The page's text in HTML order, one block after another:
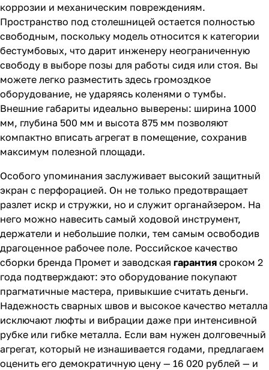
коррозии и механическим повреждениям.
Пространство под столешницей остается полностью
свободным, поскольку модель относится к категории
бестумбовых, что дарит инженеру неограниченную
свободу в выборе позы для работы сидя или стоя. Вы
можете легко разместить здесь громоздкое
оборудование, не ударяясь коленями о тумбы.
Внешние габариты идеально выверены: ширина 1000
мм, глубина 500 мм и высота 875 мм позволяют
компактно вписать агрегат в помещение, сохранив
максимум полезной площади.
Особого упоминания заслуживает высокий защитный
экран с перфорацией. Он не только предотвращает
разлет искр и стружки, но и служит органайзером. На
него можно навесить самый ходовой инструмент,
держатели и небольшие полки, тем самым освободив
драгоценное рабочее поле. Российское качество
сборки бренда Промет и заводская гарантия сроком 2
года подтверждают: это оборудование покупают
прагматичные мастера, привыкшие считать деньги.
Надежность сварных швов и высокое качество металла
исключают люфты и вибрации даже при интенсивной
рубке или гибке металла. Если вам нужен долговечный
агрегат, который не изнашивается годами, предлагаем
оценить его демократичную цену — 16 020 рублей — и